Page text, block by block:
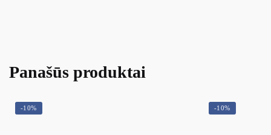
Panašūs produktai
-10% -10%